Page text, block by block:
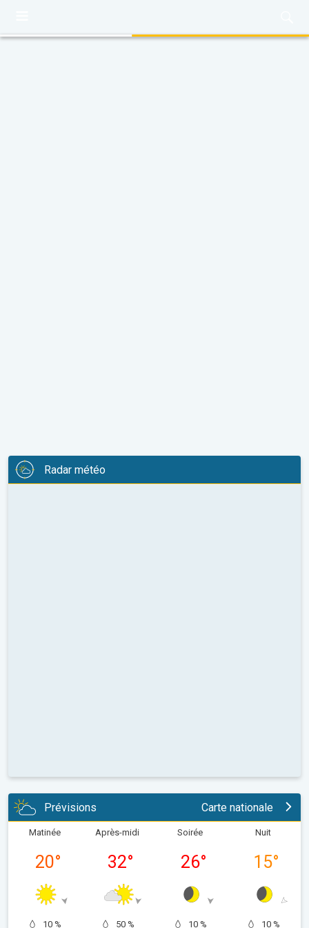
Radar météo
Prévisions Carte nationale
Matinée
20°
10 %
Après-midi
32°
50 %
Soirée
26°
10 %
Nuit
15°
10 %